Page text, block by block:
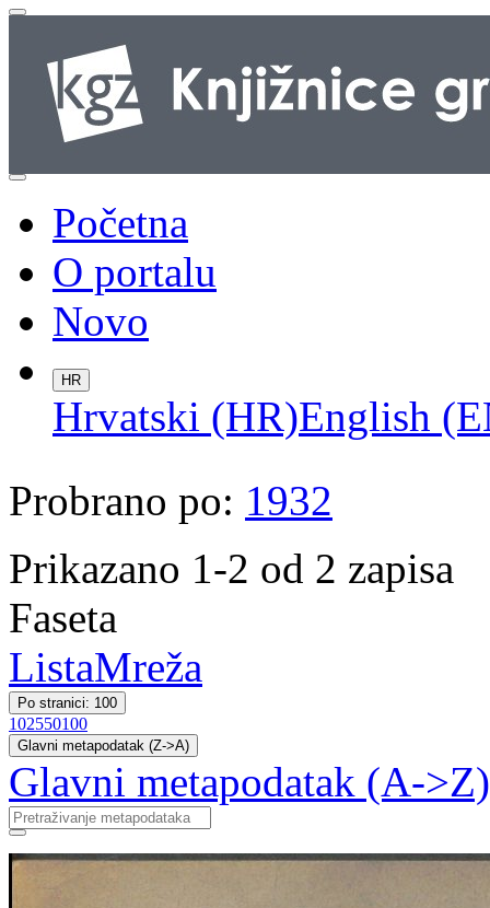
Početna
O portalu
Novo
HR
Hrvatski (HR)English
Probrano po: 1932
Prikazano 1-2 od 2 zapisa
Faseta
ListaMreža
Po stranici: 100
102550100
Glavni metapodatak (Z->A)
Glavni metapodatak (A->Z)